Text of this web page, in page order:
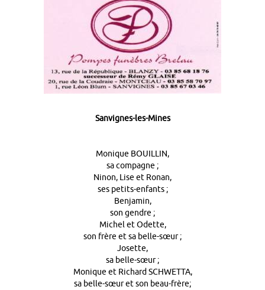
Sanvignes-les-Mines
Monique BOUILLIN,
sa compagne ;
Ninon, Lise et Ronan,
ses petits-enfants ;
Benjamin,
son gendre ;
Michel et Odette,
son frère et sa belle-sœur ;
Josette,
sa belle-sœur ;
Monique et Richard SCHWETTA,
sa belle-sœur et son beau-frère;